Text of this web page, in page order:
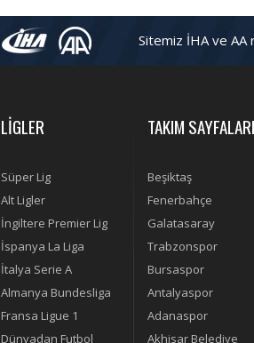
Sitemiz İHA ve
LİGLER
Süper Lig
Alt Ligler
İngiltere Premier Lig
İspanya La Liga
İtalya Serie A
Almanya Bundesliga
Fransa Ligue 1
Dünyadan Futbol
TAKIM SAYFALARI
Beşiktaş
Fenerbahçe
Galatasaray
Trabzonspor
Bursaspor
Antalyaspor
Adanaspor
Akhisar Belediye